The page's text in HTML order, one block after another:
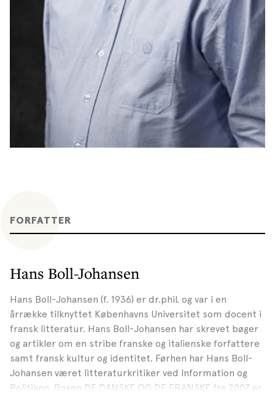
FORFATTER
Hans Boll-Johansen
Hans Boll-Johansen (f. 1936) er dr.phil. og var i en
årrække tilknyttet Københavns Universitet som docent i
fransk litteratur. Hans Boll-Johansen har skrevet bøger
og artikler om en stribe franske og italienske forfattere
samt fransk kultur og identitet. Førhen har Hans Boll-
Johansen været litteraturkritiker ved Information og
Politiken. Bogen DE DANSKE OG DE FRANSKE fra 2007 er